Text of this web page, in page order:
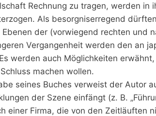
Rechnung zu tragen, werden in
Als besorgniserregend
der (vorwiegend rechten und
Vergangenheit werden den an
werden auch Möglichkeiten
machen wollen.
seines Buches verweist der Autor
der Szene einfängt (z. B.
einer Firma, die von den Zeitläuften